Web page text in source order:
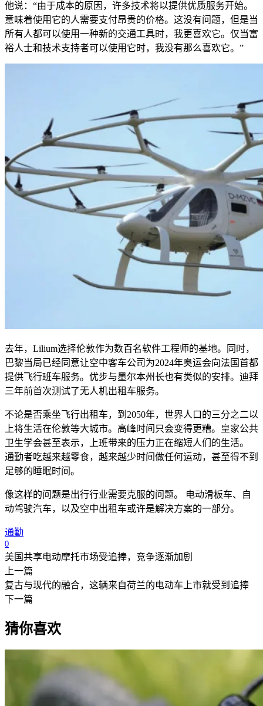
他说：“由于成本的原因，许多技术将以提供优质服务开始。
意味着使用它的人需要支付昂贵的价格。这没有问题，但是当
所有人都可以使用一种新的交通工具时，我更喜欢它。仅当富
裕人士和技术支持者可以使用它时，我没有那么喜欢它。”
去年，Lilium选择伦敦作为数百名软件工程师的基地。同时，
巴黎当局已经同意让空中客车公司为2024年奥运会向法国首都
提供飞行班车服务。优步与墨尔本州长也有类似的安排。迪拜
三年前首次测试了无人机出租车服务。
不论是否乘坐飞行出租车，到2050年，世界人口的三分之二以
上将生活在伦敦等大城市。高峰时间只会变得更糟。皇家公共
卫生学会甚至表示，上班带来的压力正在缩短人们的生活。
通勤者吃越来越零食，越来越少时间做任何运动，甚至得不到
足够的睡眠时间。
像这样的问题是出行行业需要克服的问题。 电动滑板车、自
动驾驶汽车，以及空中出租车或许是解决方案的一部分。
通勤
0
美国共享电动摩托市场受追捧，竞争逐渐加剧
上一篇
复古与现代的融合，这辆来自荷兰的电动车上市就受到追捧
下一篇
猜你喜欢